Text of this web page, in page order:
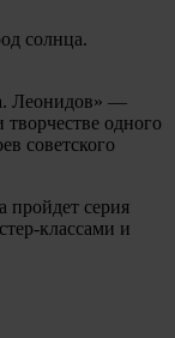
солнца.
Леонидов» —
одного
советского
пройдет серия
классами и